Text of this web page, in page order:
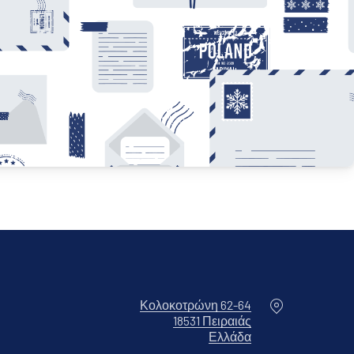
Κολοκοτρώνη 62-64
18531 Πειραιάς
ΕλλάδαΝέο παράθυρο